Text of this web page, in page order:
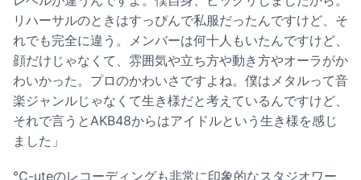
リハーサルのときはすっぴんで私服だったんですけど、そ
れでも完全に違う。メンバーは何十人もいたんですけど、
顔だけじゃなくて、雰囲気や立ち方や動き方やオーラがか
わいかった。プロのかわいさですよね。僕はメタルって音
楽ジャンルじゃなくて生き様だと考えているんですけど、
それで言うとAKB48からはアイドルという生き様を感じ
ました」
℃-uteのレコーディングも非常に印象的なスタジオワー